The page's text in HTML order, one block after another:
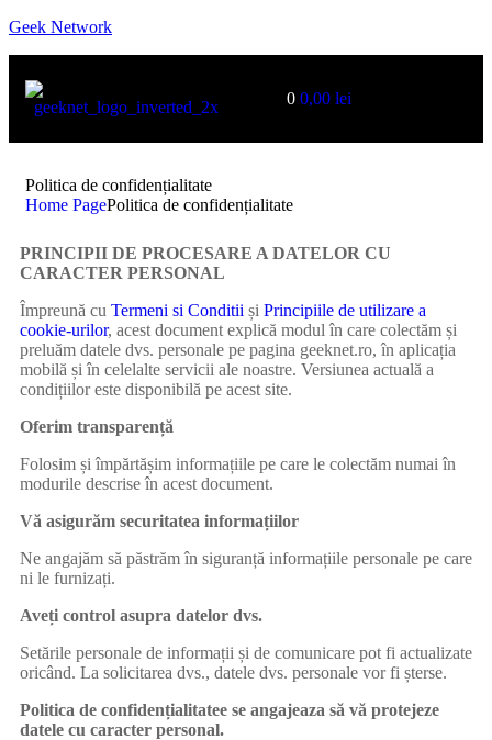
Geek Network
0 0,00 lei
Politica de confidențialitate
Home PagePolitica de confidențialitate
PRINCIPII DE PROCESARE A DATELOR CU
CARACTER PERSONAL
Împreună cu Termeni si Conditii și Principiile de utilizare a
cookie-urilor, acest document explică modul în care colectăm și
preluăm datele dvs. personale pe pagina geeknet.ro, în aplicația
mobilă și în celelalte servicii ale noastre. Versiunea actuală a
condițiilor este disponibilă pe acest site.
Oferim transparență
Folosim și împărtășim informațiile pe care le colectăm numai în
modurile descrise în acest document.
Vă asigurăm securitatea informațiilor
Ne angajăm să păstrăm în siguranță informațiile personale pe care
ni le furnizați.
Aveți control asupra datelor dvs.
Setările personale de informații și de comunicare pot fi actualizate
oricând. La solicitarea dvs., datele dvs. personale vor fi șterse.
Politica de confidențialitatee se angajeaza să vă protejeze
datele cu caracter personal.